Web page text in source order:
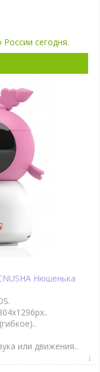
сегодня.
Нюшенька
или движения..